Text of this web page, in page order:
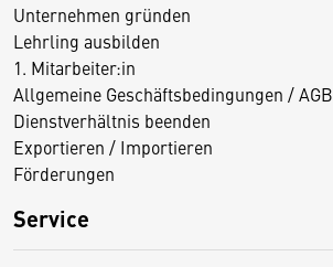
Unternehmen gründen
Lehrling ausbilden
1. Mitarbeiter:in
Allgemeine Geschäftsbedingungen / AGB
Dienstverhältnis beenden
Exportieren / Importieren
Förderungen
Service